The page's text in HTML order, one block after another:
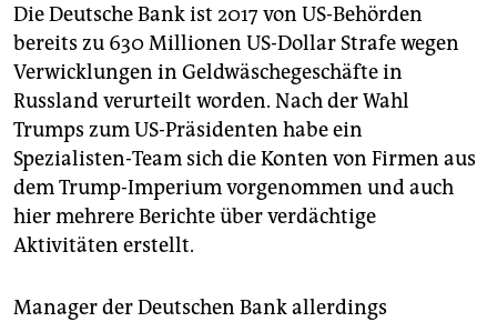
Die Deutsche Bank ist 2017 von US-Behörden
bereits zu 630 Millionen US-Dollar Strafe wegen
Verwicklungen in Geldwäschegeschäfte in
Russland verurteilt worden. Nach der Wahl
Trumps zum US-Präsidenten habe ein
Spezialisten-Team sich die Konten von Firmen aus
dem Trump-Imperium vorgenommen und auch
hier mehrere Berichte über verdächtige
Aktivitäten erstellt.
Manager der Deutschen Bank allerdings